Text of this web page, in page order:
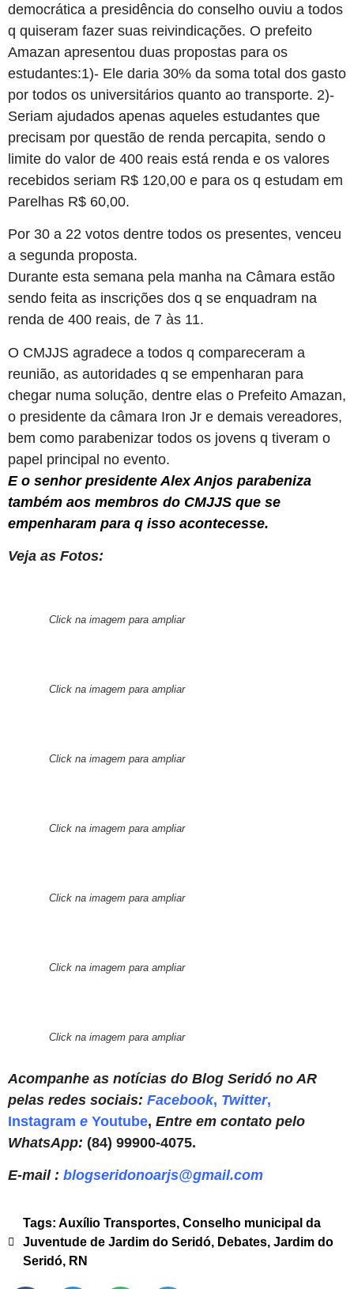
democrática a presidência do conselho ouviu a todos
q quiseram fazer suas reivindicações. O prefeito
Amazan apresentou duas propostas para os
estudantes:1)- Ele daria 30% da soma total dos gasto
por todos os universitários quanto ao transporte. 2)-
Seriam ajudados apenas aqueles estudantes que
precisam por questão de renda percapita, sendo o
limite do valor de 400 reais está renda e os valores
recebidos seriam R$ 120,00 e para os q estudam em
Parelhas R$ 60,00.
Por 30 a 22 votos dentre todos os presentes, venceu
a segunda proposta.
Durante esta semana pela manha na Câmara estão
sendo feita as inscrições dos q se enquadram na
renda de 400 reais, de 7 às 11.
O CMJJS agradece a todos q compareceram a
reunião, as autoridades q se empenharan para
chegar numa solução, dentre elas o Prefeito Amazan,
o presidente da câmara Iron Jr e demais vereadores,
bem como parabenizar todos os jovens q tiveram o
papel principal no evento.
E o senhor presidente Alex Anjos parabeniza
também aos membros do CMJJS que se
empenharam para q isso acontecesse.
Veja as Fotos:
Click na imagem para ampliar
Click na imagem para ampliar
Click na imagem para ampliar
Click na imagem para ampliar
Click na imagem para ampliar
Click na imagem para ampliar
Click na imagem para ampliar
Acompanhe as notícias do Blog Seridó no AR
pelas redes sociais: Facebook, Twitter,
Instagram e Youtube, Entre em contato pelo
WhatsApp: (84) 99900-4075.
E-mail : blogseridonoarjs@gmail.com
Tags: Auxílio Transportes, Conselho municipal da
Juventude de Jardim do Seridó, Debates, Jardim do
Seridó, RN